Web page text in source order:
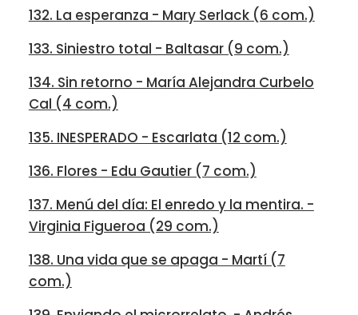
132. La esperanza - Mary Serlack (6 com.)
133. Siniestro total - Baltasar (9 com.)
134. Sin retorno - María Alejandra Curbelo
Cal (4 com.)
135. INESPERADO - Escarlata (12 com.)
136. Flores - Edu Gautier (7 com.)
137. Menú del día: El enredo y la mentira. -
Virginia Figueroa (29 com.)
138. Una vida que se apaga - Martí (7
com.)